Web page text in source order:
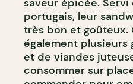
saveur épicée. Servi
portugais, leur
très bon et goûteux.
également plusieurs
et de viandes
consommer sur